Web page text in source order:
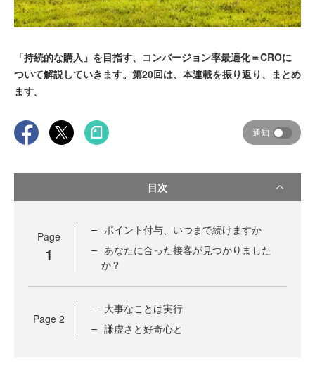
「持続的な購入」を目指す、コンバージョン率最適化＝CROに
ついて解説していきます。第20回は、本連載を振り返り、まとめ
ます。
通知
目次
Page
1
ポイント付与、いつまで続けますか
あなたに合った接客が見つかりました
か？
Page 2
大事なことは実行
謙虚さと好奇心と